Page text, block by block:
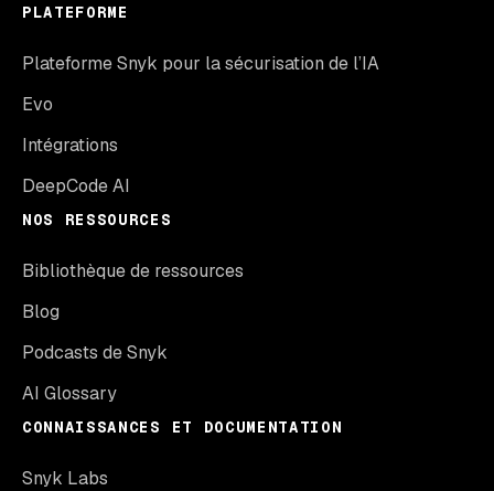
PLATEFORME
Plateforme Snyk pour la sécurisation de l’IA
Evo
Intégrations
DeepCode AI
NOS RESSOURCES
Bibliothèque de ressources
Blog
Podcasts de Snyk
AI Glossary
CONNAISSANCES ET DOCUMENTATION
Snyk Labs